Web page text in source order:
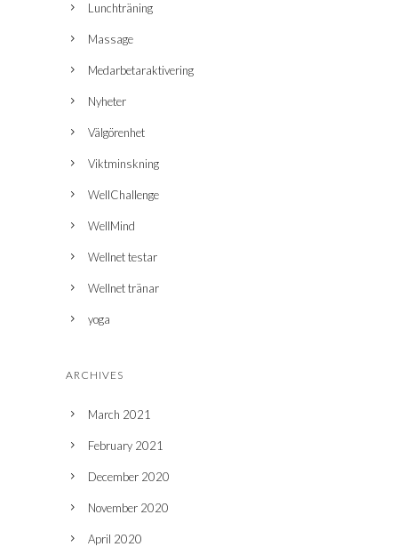
Lunchträning
Massage
Medarbetaraktivering
Nyheter
Välgörenhet
Viktminskning
WellChallenge
WellMind
Wellnet testar
Wellnet tränar
yoga
ARCHIVES
March 2021
February 2021
December 2020
November 2020
April 2020